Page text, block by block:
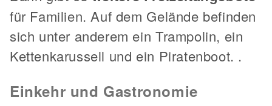
für Familien. Auf dem Gelände befinden
sich unter anderem ein Trampolin, ein
Kettenkarussell und ein Piratenboot. .
Einkehr und Gastronomie